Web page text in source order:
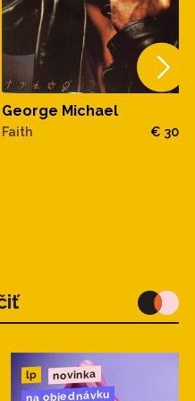
George Michael
Faith € 30
lp novinka
na objednávku